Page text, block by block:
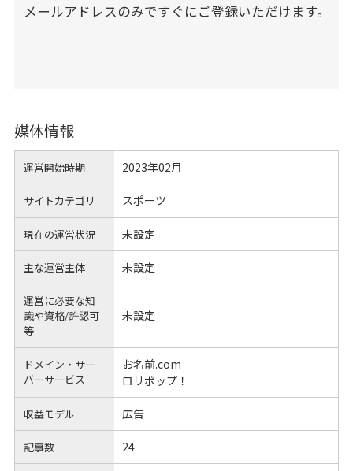
メールアドレスのみですぐにご登録いただけます。
媒体情報
運営開始時期 2023年02月
サイトカテゴリ スポーツ
現在の運営状況 未設定
主な運営主体 未設定
運営に必要な知
識や資格/許認可
等
未設定
ドメイン・サー
バーサービス
お名前.com
ロリポップ！
収益モデル 広告
記事数 24